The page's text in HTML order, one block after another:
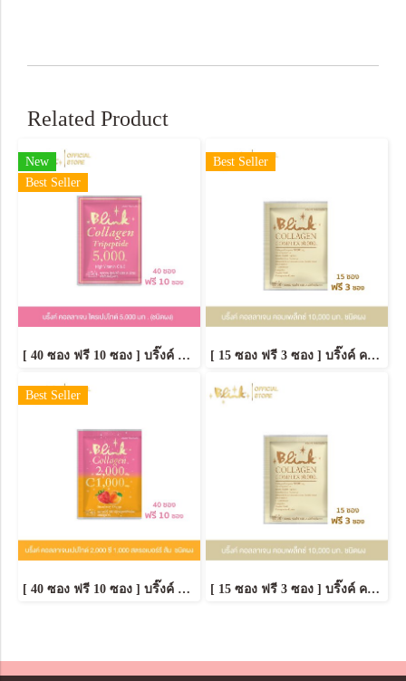
Related Product
New
Best Seller
[ 40 ซอง ฟรี 10 ซอง ] บริ๊งค์ คอลลาเจน ไตรเปปไทด์ 5,000 มก. ชนิดผง
Best Seller
[ 15 ซอง ฟรี 3 ซอง ] บริ๊งค์ คอลลาเจน คอมเพล็กซ์ 10,000 มก. ชนิดผงชง
Best Seller
[ 40 ซอง ฟรี 10 ซอง ] บริ๊งค์ คอลลาเจนเปปไทด์ 2,000 ซี 1,000 สตรอเบอร์รี่ & ส้ม [ชนิดผง] [ 15 ซอง ฟรี 3 ซอง ] บริ๊งค์ คอลลาเจน คอมเพล็กซ์ 10,000 มก. ชนิดผงชง